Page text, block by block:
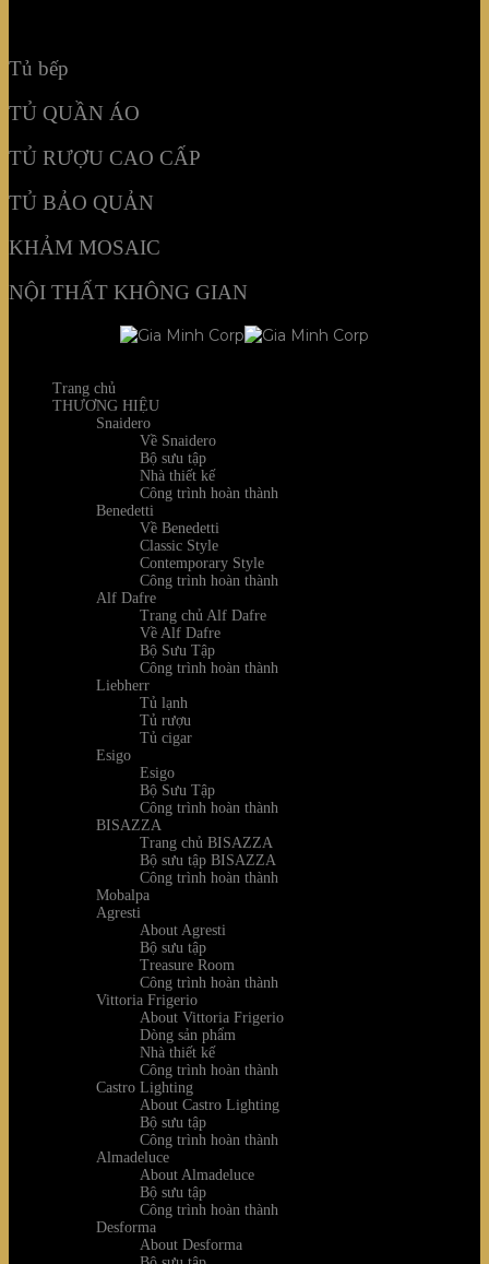
Tủ bếp
TỦ QUẦN ÁO
TỦ RƯỢU CAO CẤP
TỦ BẢO QUẢN
KHẢM MOSAIC
NỘI THẤT KHÔNG GIAN
Trang chủ
THƯƠNG HIỆU
Snaidero
Về Snaidero
Bộ sưu tập
Nhà thiết kế
Công trình hoàn thành
Benedetti
Về Benedetti
Classic Style
Contemporary Style
Công trình hoàn thành
Alf Dafre
Trang chủ Alf Dafre
Về Alf Dafre
Bộ Sưu Tập
Công trình hoàn thành
Liebherr
Tủ lạnh
Tủ rượu
Tủ cigar
Esigo
Esigo
Bộ Sưu Tập
Công trình hoàn thành
BISAZZA
Trang chủ BISAZZA
Bộ sưu tập BISAZZA
Công trình hoàn thành
Mobalpa
Agresti
About Agresti
Bộ sưu tập
Treasure Room
Công trình hoàn thành
Vittoria Frigerio
About Vittoria Frigerio
Dòng sản phẩm
Nhà thiết kế
Công trình hoàn thành
Castro Lighting
About Castro Lighting
Bộ sưu tập
Công trình hoàn thành
Almadeluce
About Almadeluce
Bộ sưu tập
Công trình hoàn thành
Desforma
About Desforma